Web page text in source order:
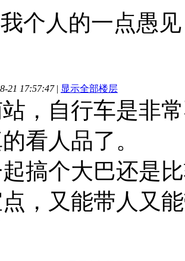
个人的一点愚
21 17:57:47 | 显示全部楼层
，自行车是非常
看人品了。
起搞个大巴还是
，又能带人又